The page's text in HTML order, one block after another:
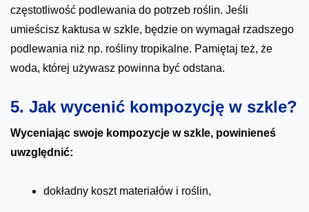
częstotliwość podlewania do potrzeb roślin. Jeśli
umieścisz kaktusa w szkle, będzie on wymagał rzadszego
podlewania niż np. rośliny tropikalne. Pamiętaj też, że
woda, której używasz powinna być odstana.
5. Jak wycenić kompozycję w szkle?
Wyceniając swoje kompozycje w szkle, powinieneś
uwzględnić:
dokładny koszt materiałów i roślin,